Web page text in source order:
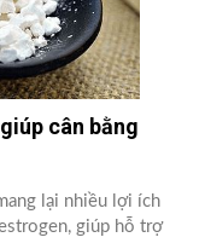
cân bằng
lại nhiều lợi ích
giúp hỗ trợ